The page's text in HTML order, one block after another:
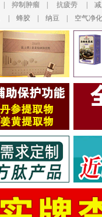
抑制肿瘤 抗疲劳
蜂胶 纳豆 空气净